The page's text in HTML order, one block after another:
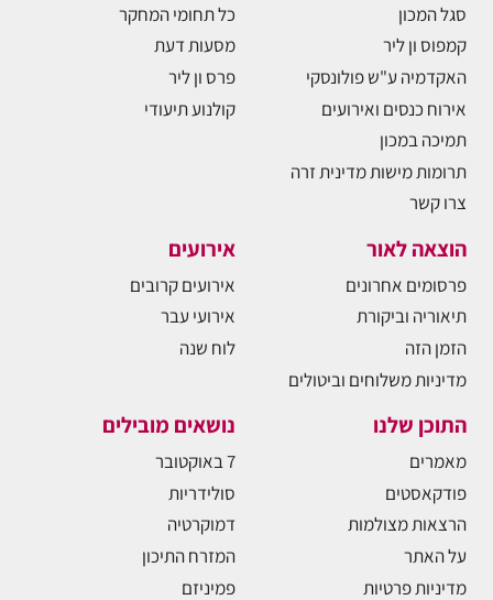
סגל המכון
קמפוס ון ליר
האקדמיה ע"ש פולונסקי
אירוח כנסים ואירועים
תמיכה במכון
תרומות מישות מדינית זרה
צרו קשר
כל תחומי המחקר
מסעות דעת
פרס ון ליר
קולנוע תיעודי
הוצאה לאור
פרסומים אחרונים
תיאוריה וביקורת
הזמן הזה
מדיניות משלוחים וביטולים
אירועים
אירועים קרובים
אירועי עבר
לוח שנה
התוכן שלנו
מאמרים
פודקאסטים
הרצאות מצולמות
על האתר
מדיניות פרטיות
נושאים מובילים
7 באוקטובר
סולידריות
דמוקרטיה
המזרח התיכון
פמיניזם